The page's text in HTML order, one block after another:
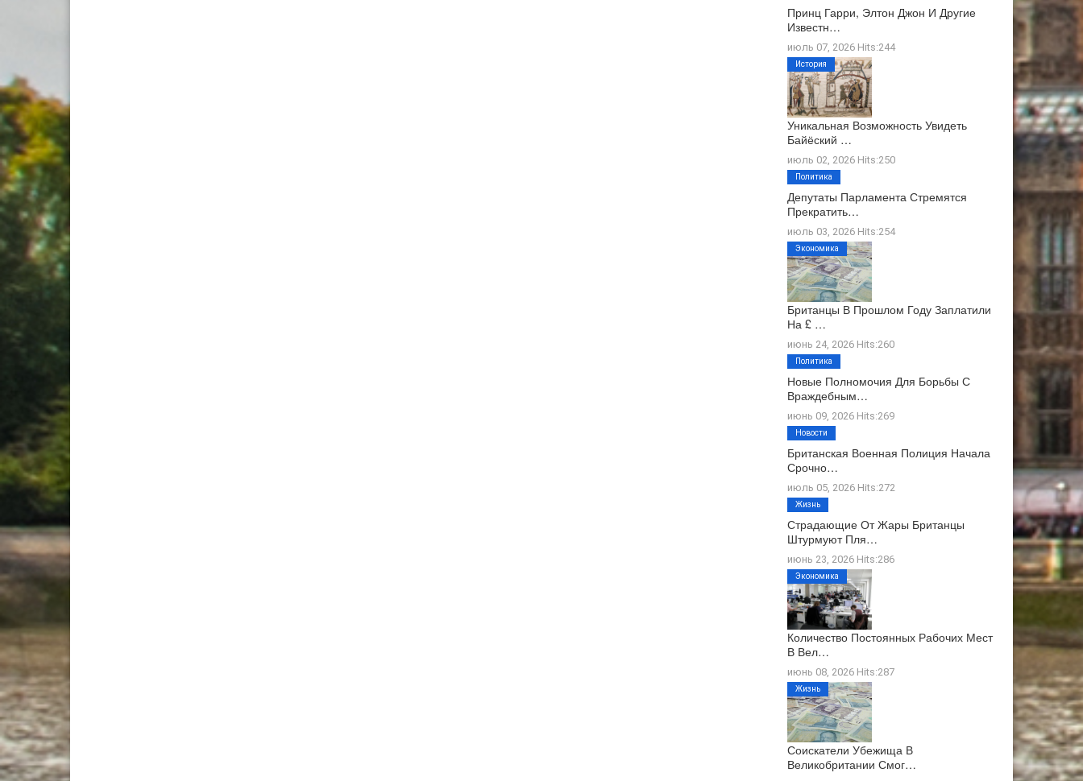
Принц Гарри, Элтон Джон И Другие
Известн…
июль 07, 2026 Hits:244
Уникальная Возможность Увидеть
Байёский …
июль 02, 2026 Hits:250
История
Депутаты Парламента Стремятся
Прекратить…
июль 03, 2026 Hits:254
Политика
Британцы В Прошлом Году Заплатили
На £ …
июнь 24, 2026 Hits:260
Экономика
Новые Полномочия Для Борьбы С
Враждебным…
июнь 09, 2026 Hits:269
Политика
Британская Военная Полиция Начала
Срочно…
июль 05, 2026 Hits:272
Новости
Страдающие От Жары Британцы
Штурмуют Пля…
июнь 23, 2026 Hits:286
Жизнь
Количество Постоянных Рабочих Мест
В Вел…
июнь 08, 2026 Hits:287
Экономика
Соискатели Убежища В
Великобритании Смог…
Жизнь